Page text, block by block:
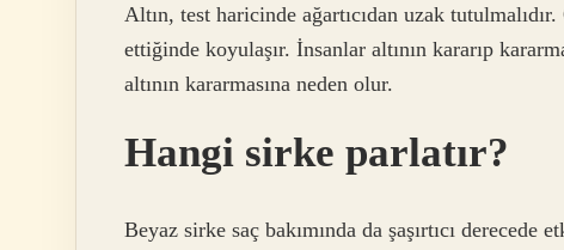
Altın, test haricinde ağartıcıdan uzak
ettiğinde koyulaşır. İnsanlar altının kararıp
altının kararmasına neden olur.
Hangi sirke parlatır?
Beyaz sirke saç bakımında da şaşırtıcı